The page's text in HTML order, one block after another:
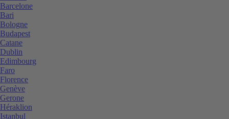
Barcelone
Bari
Bologne
Budapest
Catane
Dublin
Edimbourg
Faro
Florence
Genève
Gerone
Héraklion
Istanbul